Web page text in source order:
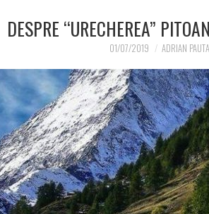
DESPRE “URECHEREA”
01/07/2019 ADRIAN PAUTA